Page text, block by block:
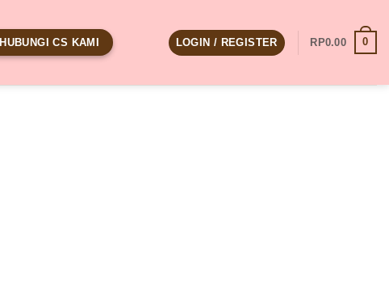
HUBUNGI CS KAMI LOGIN / REGISTER RP0.00 0